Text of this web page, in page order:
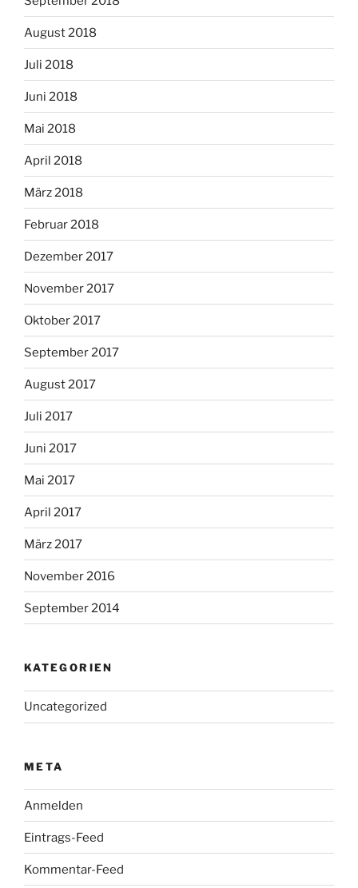
August 2018
Juli 2018
Juni 2018
Mai 2018
April 2018
März 2018
Februar 2018
Dezember 2017
November 2017
Oktober 2017
September 2017
August 2017
Juli 2017
Juni 2017
Mai 2017
April 2017
März 2017
November 2016
September 2014
KATEGORIEN
Uncategorized
META
Anmelden
Eintrags-Feed
Kommentar-Feed